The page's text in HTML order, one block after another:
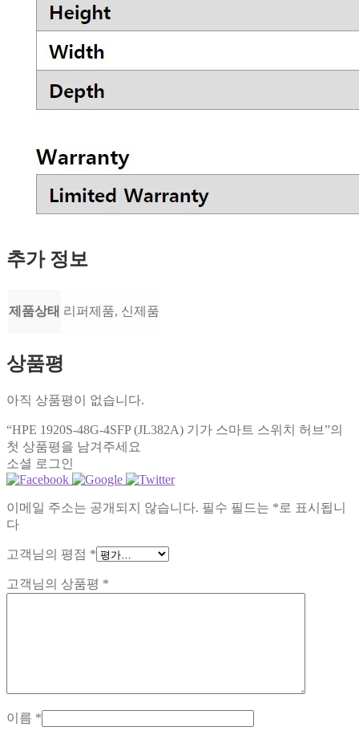
추가 정보
제품상태 리퍼제품, 신제품
상품평
아직 상품평이 없습니다.
“HPE 1920S-48G-4SFP (JL382A) 기가 스마트 스위치 허브”의
첫 상품평을 남겨주세요
소셜 로그인
이메일 주소는 공개되지 않습니다. 필수 필드는 * 로 표시됩니
다
고객님의 평점 *
고객님의 상품평 *
이름 *